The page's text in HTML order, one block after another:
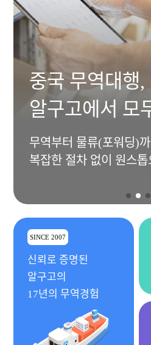
중국 무역대행,
알구고에서 모
무역부터 물류(포워딩)
복잡한 절차 없이 원스톱
SINCE 2007
신뢰로 증명된
알구고의
17년의 무역경험